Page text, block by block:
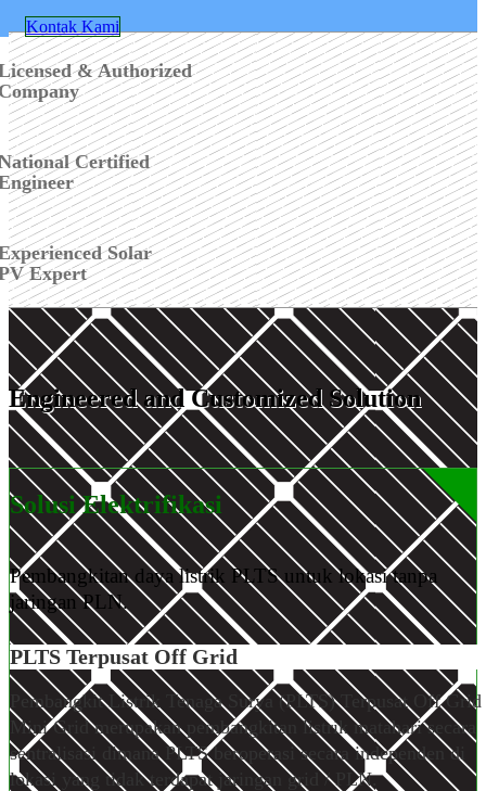
Kontak Kami
& Authorized
Certified
Solar
Expert
Engineered and Customized Solution
Solusi Elektrifikasi
Pembangkitan daya listrik PLTS untuk lokasi tanpa
jaringan PLN.
PLTS Terpusat Off Grid
Pembangkit Listrik Tenaga Surya (PLTS) Terpusat Off
Mini Grid merupakan pembangkitan listrik matahari secara
sentralisasi dimana PLTS beroperasi secara independen di
lokasi yang tidak terdapat jaringan grid / PLN.